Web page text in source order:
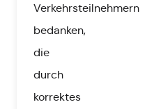
Verkehrsteilnehmern
bedanken,
die
durch
korrektes